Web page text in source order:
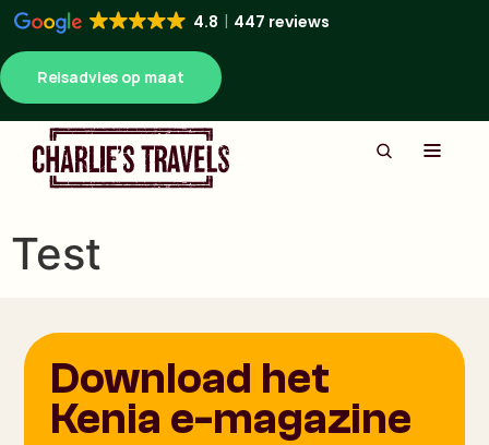
4.8 447 reviews
Reisadvies op maat
Test
Download het
Kenia e-magazine